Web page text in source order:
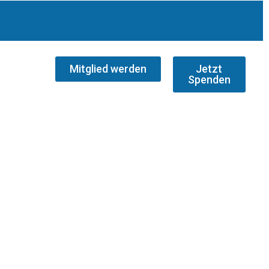
Mitglied werden
Jetzt
Spenden